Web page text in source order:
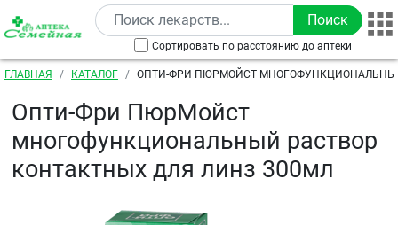
Перейти к основному содержанию
Сортировать по расстоянию до аптеки
Строка навигации
ГЛАВНАЯ КАТАЛОГ
ОПТИ-ФРИ ПЮРМОЙСТ
Опти-Фри ПюрМойст
многофункциональный раствор
контактных для линз 300мл